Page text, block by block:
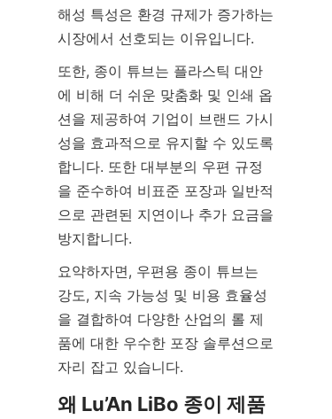
해성 특성은 환경 규제가 증가하는
시장에서 선호되는 이유입니다.
또한, 종이 튜브는 플라스틱 대안
에 비해 더 쉬운 맞춤화 및 인쇄 옵
션을 제공하여 기업이 브랜드 가시
성을 효과적으로 유지할 수 있도록
합니다. 또한 대부분의 우편 규정
을 준수하여 비표준 포장과 일반적
으로 관련된 지연이나 추가 요금을
방지합니다.
요약하자면, 우편용 종이 튜브는
강도, 지속 가능성 및 비용 효율성
을 결합하여 다양한 산업의 롤 제
품에 대한 우수한 포장 솔루션으로
자리 잡고 있습니다.
왜 Lu’An LiBo 종이 제품